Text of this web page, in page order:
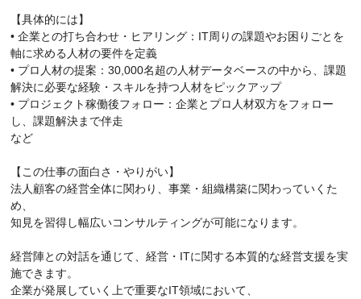
【具体的には】
• 企業との打ち合わせ・ヒアリング：IT周りの課題やお困りごとを
軸に求める人材の要件を定義
• プロ人材の提案：30,000名超の人材データベースの中から、課題
解決に必要な経験・スキルを持つ人材をピックアップ
• プロジェクト稼働後フォロー：企業とプロ人材双方をフォロー
し、課題解決まで伴走
など
【この仕事の面白さ・やりがい】
法人顧客の経営全体に関わり、事業・組織構築に関わっていくた
め、
知見を習得し幅広いコンサルティングが可能になります。
経営陣との対話を通じて、経営・ITに関する本質的な経営支援を実
施できます。
企業が発展していく上で重要なIT領域において、